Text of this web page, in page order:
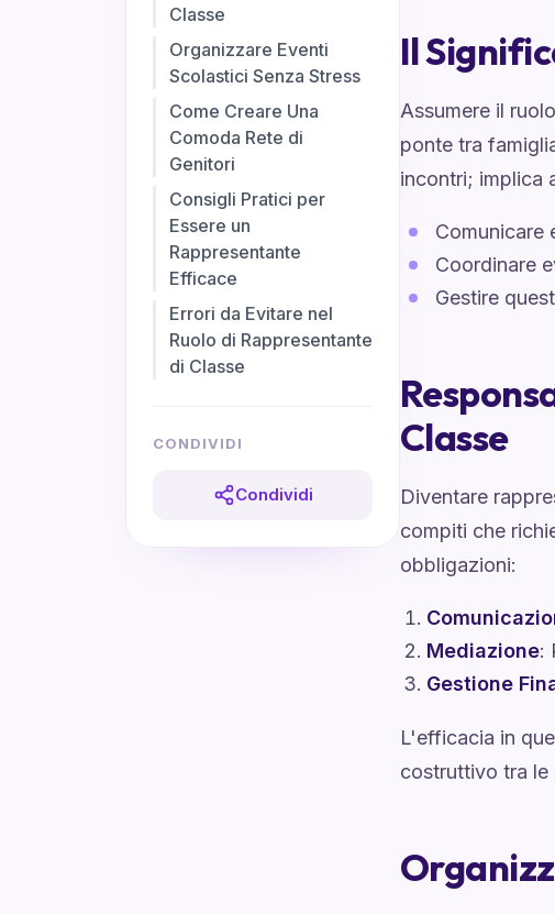
Classe
Organizzare Eventi
Scolastici Senza Stress
Come Creare Una
Comoda Rete di
Genitori
Consigli Pratici per
Essere un
Rappresentante
Efficace
Errori da Evitare nel
Ruolo di Rappresentante
di Classe
CONDIVIDI
Condividi
Il
Assumere il
ponte tra
incontri; implica
Comunicare
Coordinare
Gestire
Classe
Diventare
compiti che
obbligazioni:
Mediazione:
Gestione
L'efficacia in
costruttivo tra le